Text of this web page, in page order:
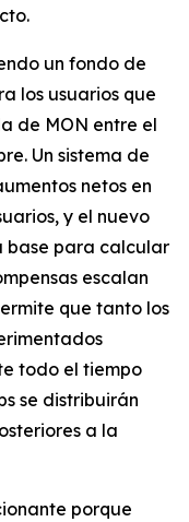
un fondo de
los usuarios que
de MON entre el
Un sistema de
netos en
y el nuevo
base para calcular
escalan
que tanto los
todo el tiempo
se distribuirán
a la
porque